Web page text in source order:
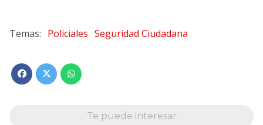
Policiales Seguridad Ciudadana
Te puede interesar